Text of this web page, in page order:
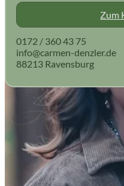
Zum
0172 / 360 43 75
info@carmen-denzler.de
88213 Ravensburg